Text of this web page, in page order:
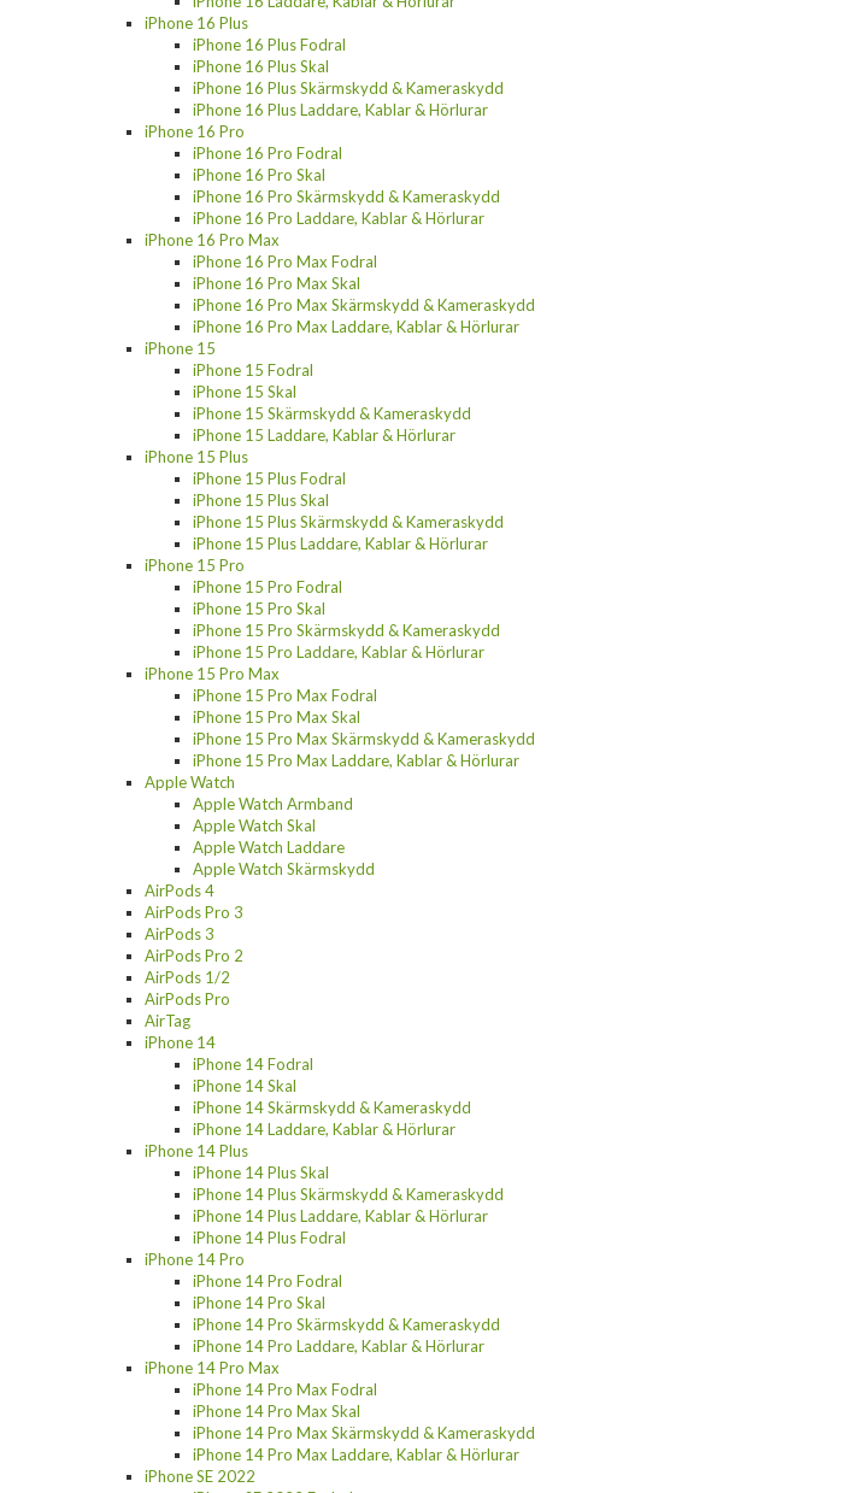
iPhone 16 Plus
iPhone 16 Plus Fodral
iPhone 16 Plus Skal
iPhone 16 Plus Skärmskydd & Kameraskydd
iPhone 16 Plus Laddare, Kablar & Hörlurar
iPhone 16 Pro
iPhone 16 Pro Fodral
iPhone 16 Pro Skal
iPhone 16 Pro Skärmskydd & Kameraskydd
iPhone 16 Pro Laddare, Kablar & Hörlurar
iPhone 16 Pro Max
iPhone 16 Pro Max Fodral
iPhone 16 Pro Max Skal
iPhone 16 Pro Max Skärmskydd & Kameraskydd
iPhone 16 Pro Max Laddare, Kablar & Hörlurar
iPhone 15
iPhone 15 Fodral
iPhone 15 Skal
iPhone 15 Skärmskydd & Kameraskydd
iPhone 15 Laddare, Kablar & Hörlurar
iPhone 15 Plus
iPhone 15 Plus Fodral
iPhone 15 Plus Skal
iPhone 15 Plus Skärmskydd & Kameraskydd
iPhone 15 Plus Laddare, Kablar & Hörlurar
iPhone 15 Pro
iPhone 15 Pro Fodral
iPhone 15 Pro Skal
iPhone 15 Pro Skärmskydd & Kameraskydd
iPhone 15 Pro Laddare, Kablar & Hörlurar
iPhone 15 Pro Max
iPhone 15 Pro Max Fodral
iPhone 15 Pro Max Skal
iPhone 15 Pro Max Skärmskydd & Kameraskydd
iPhone 15 Pro Max Laddare, Kablar & Hörlurar
Apple Watch
Apple Watch Armband
Apple Watch Skal
Apple Watch Laddare
Apple Watch Skärmskydd
AirPods 4
AirPods Pro 3
AirPods 3
AirPods Pro 2
AirPods 1/2
AirPods Pro
AirTag
iPhone 14
iPhone 14 Fodral
iPhone 14 Skal
iPhone 14 Skärmskydd & Kameraskydd
iPhone 14 Laddare, Kablar & Hörlurar
iPhone 14 Plus
iPhone 14 Plus Skal
iPhone 14 Plus Skärmskydd & Kameraskydd
iPhone 14 Plus Laddare, Kablar & Hörlurar
iPhone 14 Plus Fodral
iPhone 14 Pro
iPhone 14 Pro Fodral
iPhone 14 Pro Skal
iPhone 14 Pro Skärmskydd & Kameraskydd
iPhone 14 Pro Laddare, Kablar & Hörlurar
iPhone 14 Pro Max
iPhone 14 Pro Max Fodral
iPhone 14 Pro Max Skal
iPhone 14 Pro Max Skärmskydd & Kameraskydd
iPhone 14 Pro Max Laddare, Kablar & Hörlurar
iPhone SE 2022